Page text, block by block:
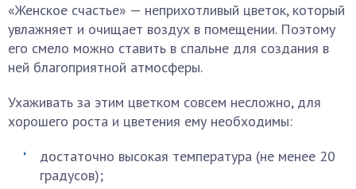
«Женское счастье» — неприхотливый цветок, который
увлажняет и очищает воздух в помещении. Поэтому
его смело можно ставить в спальне для создания в
ней благоприятной атмосферы.
Ухаживать за этим цветком совсем несложно, для
хорошего роста и цветения ему необходимы:
достаточно высокая температура (не менее 20
градусов);